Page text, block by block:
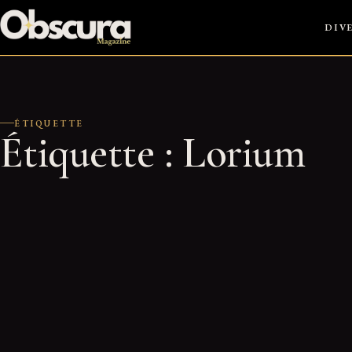
Passer
au
contenu
ÉTIQUETTE
Étiquette : Lorium